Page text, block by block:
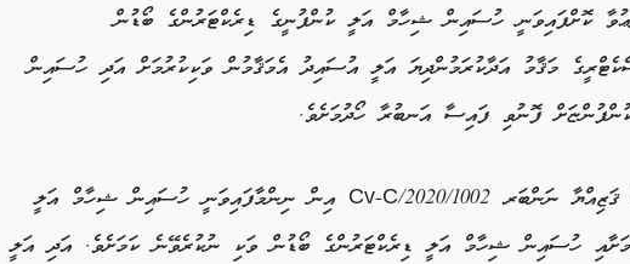
ކޮށްފައިވަނީ ހުސައިން ޝިހާމް އަލީ ކުންފުނީގެ ޑިރެކްޓަރުންގެ ބޯޑުން
މަޤާމު އަދާކުރަމުންދިޔަ އަލީ އުސައިދު އެމަޤާމުން ވަކިކުރުމަށް އަދި ހުސައިން
ފޮނުވި ފައިސާ އަނބުރާ ހޯދުމަށެވެ.
މިމައްސަލައިގައި ސިވިލް ކޯޓުގެ ޤަޒިއްޔާ ނަންބަރ 1002/Cv-C/2020 އިން ނިންމާފައިވަނީ ހުސައިން ޝިހާމް އަލީ
ހުސައިން ޝިހާމް އަލީ ޑިރެކްޓަރުންގެ ބޯޑުން ވަކި ނުކުރެވޭނެ ކަމަށެވެ. އަދި އަލީ